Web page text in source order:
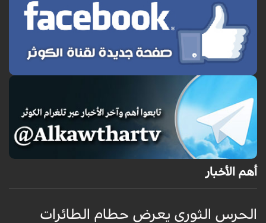
أهم الأخبار
الحرس الثوري يعرض حطام الطائرات